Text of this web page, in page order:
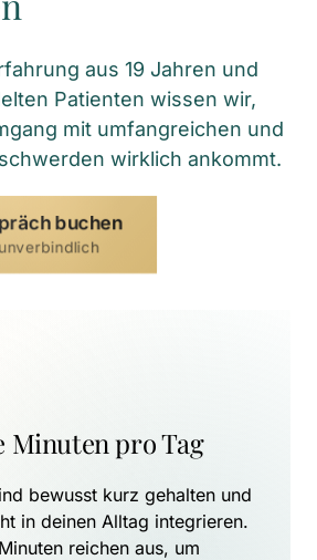
aus 19 Jahren und
Patienten wissen wir,
mit umfangreichen und
wirklich ankommt.
buchen
Minuten pro Tag
bewusst kurz gehalten und
in deinen Alltag integrieren.
reichen aus, um